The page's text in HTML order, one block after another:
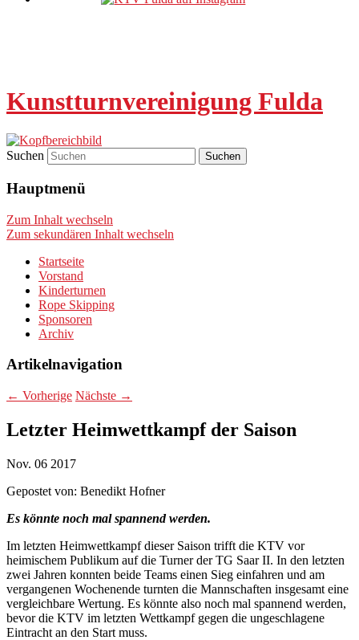
Kunstturnvereinigung Fulda
Suchen
Hauptmenü
Zum Inhalt wechseln
Zum sekundären Inhalt wechseln
Startseite
Vorstand
Kinderturnen
Rope Skipping
Sponsoren
Archiv
Artikelnavigation
← Vorherige Nächste →
Letzter Heimwettkampf der Saison
Nov. 06 2017
Gepostet von: Benedikt Hofner
Es könnte noch mal spannend werden.
Im letzten Heimwettkampf dieser Saison trifft die KTV vor
heimischem Publikum auf die Turner der TG Saar II. In den letzten
zwei Jahren konnten beide Teams einen Sieg einfahren und am
vergangenen Wochenende turnten die Mannschaften insgesamt eine
vergleichbare Wertung. Es könnte also noch mal spannend werden,
bevor die KTV im letzten Wettkampf gegen die ungeschlagene
Eintracht an den Start muss.